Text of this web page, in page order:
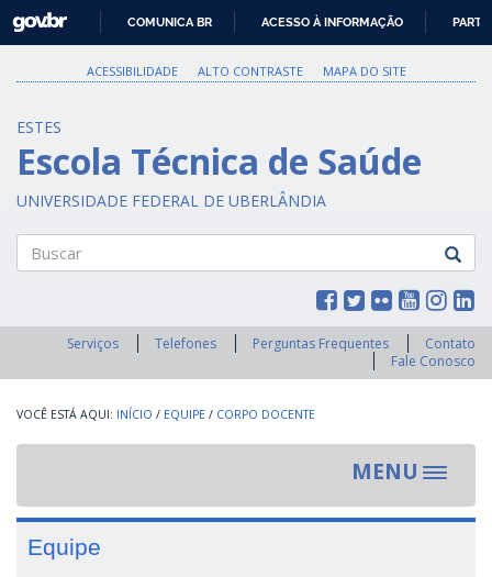
PARA
O
GOVBR
COMUNICA BR ACESSO À INFORMAÇÃO
ACESSIBILIDADE ALTO CONTRASTE MAPA DO SITE
ESTES
Escola Técnica de Saúde
UNIVERSIDADE FEDERAL DE UBERLÂNDIA
Serviços Telefones Perguntas Frequentes
Contato
Fale Conosco
INÍCIO / EQUIPE / CORPO DOCENTE
MENU
Toggle
Equipe